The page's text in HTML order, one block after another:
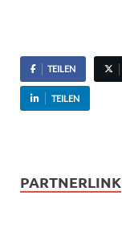
TEILEN
TEILEN
PARTNERLINK